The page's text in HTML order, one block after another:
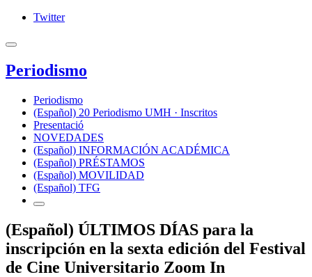
Twitter
Periodismo
Periodismo
(Español) 20 Periodismo UMH · Inscritos
Presentació
NOVEDADES
(Español) INFORMACIÓN ACADÉMICA
(Español) PRÉSTAMOS
(Español) MOVILIDAD
(Español) TFG
(Español) ÚLTIMOS DÍAS para la
inscripción en la sexta edición del Festival
de Cine Universitario Zoom In